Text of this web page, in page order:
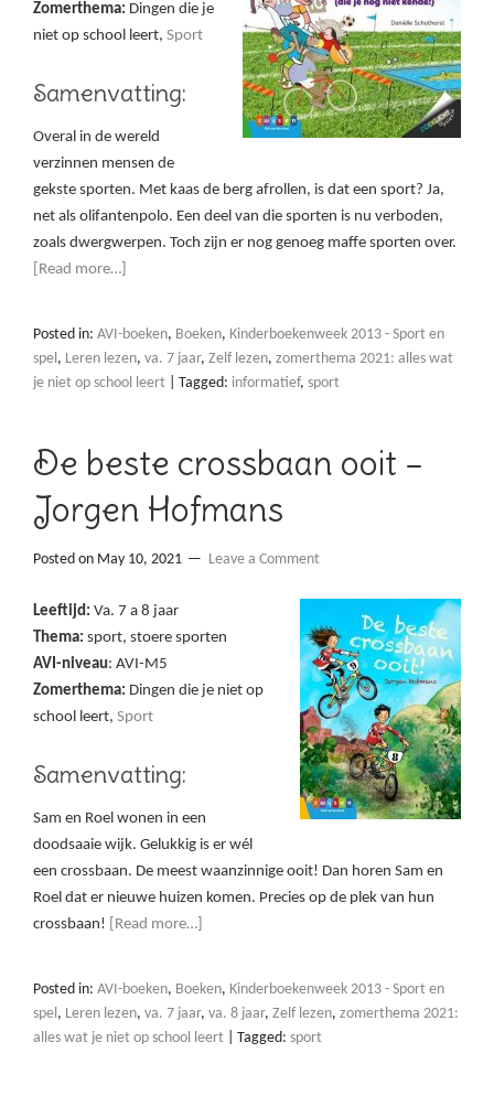
Zomerthema: Dingen die je
niet op school leert, Sport
Samenvatting:
Overal in de wereld
verzinnen mensen de
gekste sporten. Met kaas de berg afrollen, is dat een sport? Ja,
net als olifantenpolo. Een deel van die sporten is nu verboden,
zoals dwergwerpen. Toch zijn er nog genoeg maffe sporten over.
[Read more…]
Posted in: AVI-boeken, Boeken, Kinderboekenweek 2013 - Sport en
spel, Leren lezen, va. 7 jaar, Zelf lezen, zomerthema 2021: alles wat
je niet op school leert
Tagged: informatief, sport
De beste crossbaan ooit –
Jorgen Hofmans
Posted on May 10, 2021 Leave a Comment
Leeftijd: Va. 7 a 8 jaar
Thema: sport, stoere sporten
AVI-niveau: AVI-M5
Zomerthema: Dingen die je niet op
school leert, Sport
Samenvatting:
Sam en Roel wonen in een
doodsaaie wijk. Gelukkig is er wél
een crossbaan. De meest waanzinnige ooit! Dan horen Sam en
Roel dat er nieuwe huizen komen. Precies op de plek van hun
crossbaan!
[Read more…]
Posted in: AVI-boeken, Boeken, Kinderboekenweek 2013 - Sport en
spel, Leren lezen, va. 7 jaar, va. 8 jaar, Zelf lezen, zomerthema 2021:
alles wat je niet op school leert
Tagged: sport